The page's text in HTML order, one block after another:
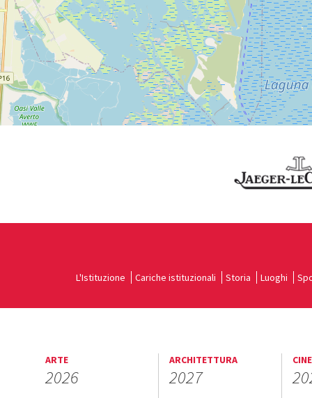
L'Istituzione Cariche istituzionali Storia Luoghi
ARTE
2026
ARCHITETTURA
2027